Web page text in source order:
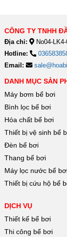
CÔNG TY TNHH
Địa chỉ:
No04-
Hotline:
Email:
DANH MỤC SẢN
Máy bơm bể bơi
Bình lọc bể bơi
Hóa chất bể bơi
Thiết bị vệ sinh bể
Đèn bể bơi
Thang bể bơi
Máy lọc nước bể
Thiết bị cứu hộ bể
DỊCH VỤ
Thiết kế bể bơi
Thi công bể bơi